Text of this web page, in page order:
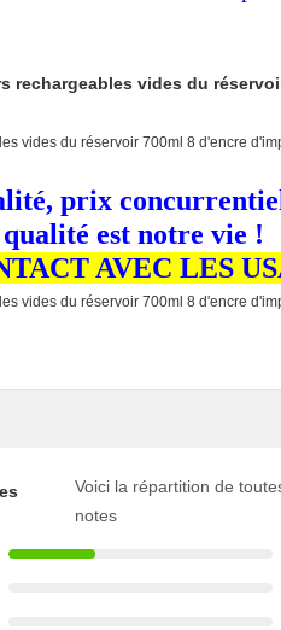
prix
est notre vie !
AVEC LES
Voici la répartition de
notes